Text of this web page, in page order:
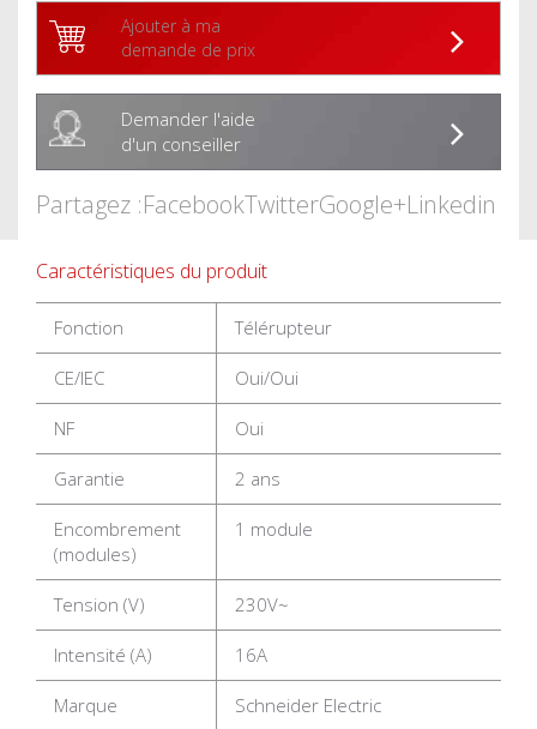
Ajouter à ma
demande de prix
Demander l'aide
d'un conseiller
Partagez :FacebookTwitterGoogle+Linkedin
Caractéristiques du produit
Fonction Télérupteur
CE/IEC Oui/Oui
NF Oui
Garantie 2 ans
Encombrement
(modules)
1 module
Tension (V) 230V~
Intensité (A) 16A
Marque Schneider Electric